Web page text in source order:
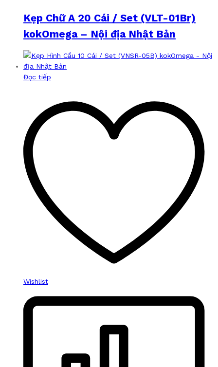
Kẹp Chữ A 20 Cái / Set (VLT-01Br)
kokOmega – Nội địa Nhật Bản
Đọc tiếp
Wishlist